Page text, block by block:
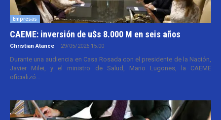
Empresas
CAEME: inversión de u$s 8.000 M en seis años
Christian Atance - 29/05/2026 15:00
Durante una audiencia en Casa Rosada con el presidente de la Nación,
Javier Milei, y el ministro de Salud, Mario Lugones, la CAEME
oficializó...